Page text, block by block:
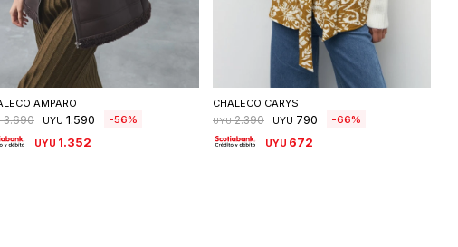
Seleccionar talle
AMPARO
3.690 UYU 1.590 56
UYU 1.352
Seleccionar talle
CHALECO CARYS
UYU 2.390 UYU 790 66
UYU 672